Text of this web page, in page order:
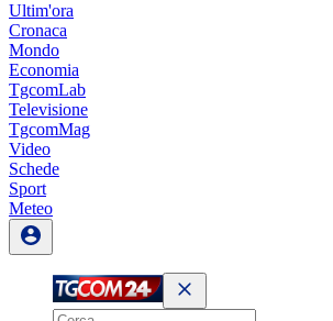
Ultim'ora
Cronaca
Mondo
Economia
TgcomLab
Televisione
TgcomMag
Video
Schede
Sport
Meteo